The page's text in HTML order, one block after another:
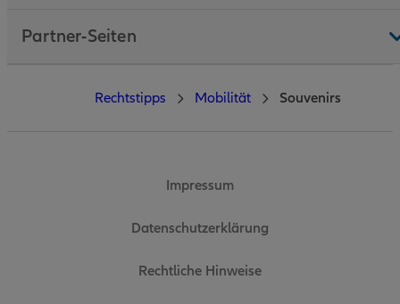
Partner-Seiten
Impressum
Datenschutzerklärung
Rechtliche Hinweise
Rechtstipps Mobilität Souvenirs